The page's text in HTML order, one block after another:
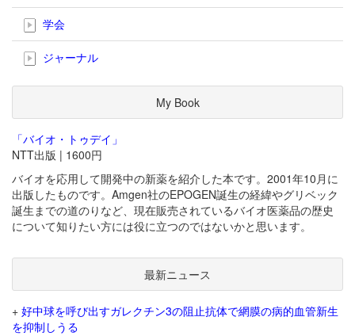
学会
ジャーナル
My Book
「バイオ・トゥデイ」
NTT出版 | 1600円
バイオを応用して開発中の新薬を紹介した本です。2001年10月に
出版したものです。Amgen社のEPOGEN誕生の経緯やグリベック
誕生までの道のりなど、現在販売されているバイオ医薬品の歴史
について知りたい方には役に立つのではないかと思います。
最新ニュース
+ 好中球を呼び出すガレクチン3の阻止抗体で網膜の病的血管新生
を抑制しうる